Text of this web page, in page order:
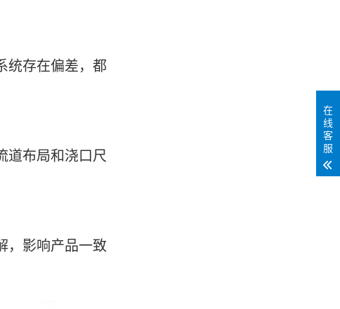
统存在偏差，都
道布局和浇口尺
，影响产品一致
在
线
客
服